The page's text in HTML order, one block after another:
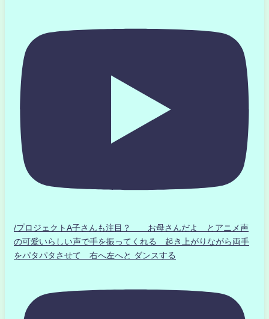
/プロジェクトA子さんも注目？ お母さんだよ とアニメ声
の可愛いらしい声で手を振ってくれる 起き上がりながら両手
をパタパタさせて 右へ左へと ダンスする